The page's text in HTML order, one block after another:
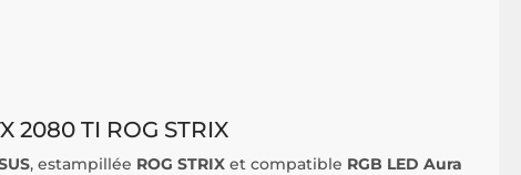
2080 TI ROG STRIX
, estampillée ROG STRIX et compatible RGB LED Aura